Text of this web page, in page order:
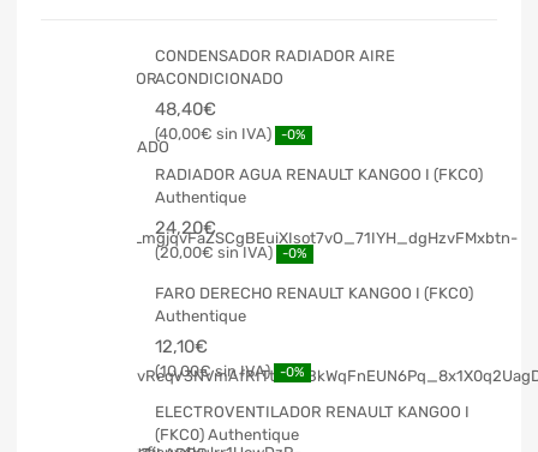
CONDENSADOR RADIADOR AIRE
ACONDICIONADO
48,40€
40,00€ -0%
RADIADOR AGUA RENAULT KANGOO I (FKC0)
Authentique
24,20€
20,00€ -0%
FARO DERECHO RENAULT KANGOO I (FKC0)
Authentique
12,10€
10,00€ -0%
ELECTROVENTILADOR RENAULT KANGOO I
(FKC0) Authentique